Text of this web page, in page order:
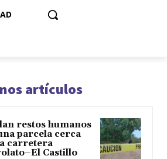
artículos
restos humanos
parcela cerca
carretera
Castillo